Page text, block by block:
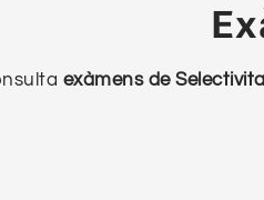
exàmens de